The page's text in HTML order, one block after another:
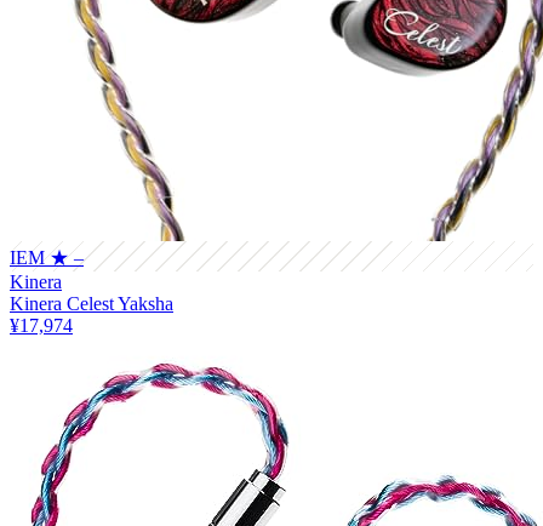
IEM ★ –
Kinera
Kinera Celest Yaksha
¥17,974